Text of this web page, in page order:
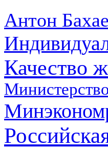
Антон
Качество